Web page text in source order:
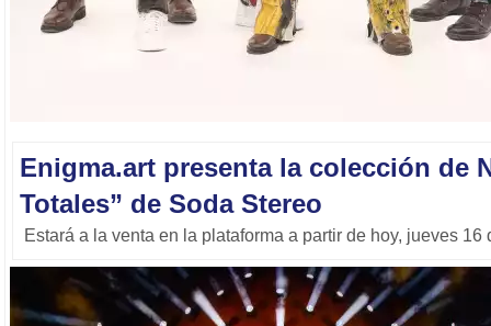
Enigma.art presenta la colección de
Totales” de Soda Stereo
Estará a la venta en la plataforma a partir de hoy, jueves 16